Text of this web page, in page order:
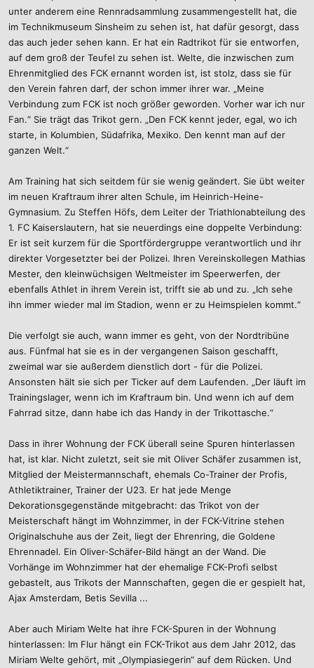
unter anderem eine Rennradsammlung zusammengestellt hat, die
im Technikmuseum Sinsheim zu sehen ist, hat dafür gesorgt, dass
das auch jeder sehen kann. Er hat ein Radtrikot für sie entworfen,
auf dem groß der Teufel zu sehen ist. Welte, die inzwischen zum
Ehrenmitglied des FCK ernannt worden ist, ist stolz, dass sie für
den Verein fahren darf, der schon immer ihrer war. „Meine
Verbindung zum FCK ist noch größer geworden. Vorher war ich nur
Fan.“ Sie trägt das Trikot gern. „Den FCK kennt jeder, egal, wo ich
starte, in Kolumbien, Südafrika, Mexiko. Den kennt man auf der
ganzen Welt.“
Am Training hat sich seitdem für sie wenig geändert. Sie übt weiter
im neuen Kraftraum ihrer alten Schule, im Heinrich-Heine-
Gymnasium. Zu Steffen Höfs, dem Leiter der Triathlonabteilung des
1. FC Kaiserslautern, hat sie neuerdings eine doppelte Verbindung:
Er ist seit kurzem für die Sportfördergruppe verantwortlich und ihr
direkter Vorgesetzter bei der Polizei. Ihren Vereinskollegen Mathias
Mester, den kleinwüchsigen Weltmeister im Speerwerfen, der
ebenfalls Athlet in ihrem Verein ist, trifft sie ab und zu. „Ich sehe
ihn immer wieder mal im Stadion, wenn er zu Heimspielen kommt.“
Die verfolgt sie auch, wann immer es geht, von der Nordtribüne
aus. Fünfmal hat sie es in der vergangenen Saison geschafft,
zweimal war sie außerdem dienstlich dort - für die Polizei.
Ansonsten hält sie sich per Ticker auf dem Laufenden. „Der läuft im
Trainingslager, wenn ich im Kraftraum bin. Und wenn ich auf dem
Fahrrad sitze, dann habe ich das Handy in der Trikottasche.“
Dass in ihrer Wohnung der FCK überall seine Spuren hinterlassen
hat, ist klar. Nicht zuletzt, seit sie mit Oliver Schäfer zusammen ist,
Mitglied der Meistermannschaft, ehemals Co-Trainer der Profis,
Athletiktrainer, Trainer der U23. Er hat jede Menge
Dekorationsgegenstände mitgebracht: das Trikot von der
Meisterschaft hängt im Wohnzimmer, in der FCK-Vitrine stehen
Originalschuhe aus der Zeit, liegt der Ehrenring, die Goldene
Ehrennadel. Ein Oliver-Schäfer-Bild hängt an der Wand. Die
Vorhänge im Wohnzimmer hat der ehemalige FCK-Profi selbst
gebastelt, aus Trikots der Mannschaften, gegen die er gespielt hat,
Ajax Amsterdam, Betis Sevilla ...
Aber auch Miriam Welte hat ihre FCK-Spuren in der Wohnung
hinterlassen: Im Flur hängt ein FCK-Trikot aus dem Jahr 2012, das
Miriam Welte gehört, mit „Olympiasiegerin“ auf dem Rücken. Und